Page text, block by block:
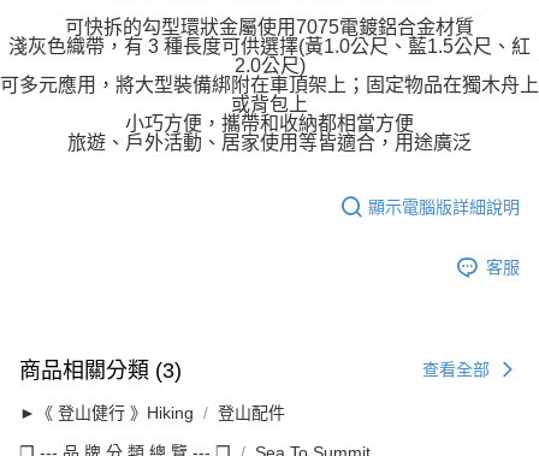
可快拆的勾型環狀金屬使用7075電鍍鋁合金材質
淺灰色織帶，有 3 種長度可供選擇(黃1.0公尺、藍1.5公尺、紅
2.0公尺)
可多元應用，將大型裝備綁附在車頂架上；固定物品在獨木舟上
或背包上
小巧方便，攜帶和收納都相當方便
旅遊、戶外活動、居家使用等皆適合，用途廣泛
顯示電腦版詳細說明
客服
商品相關分類 (3) 查看全部
►《 登山健行 》Hiking 登山配件